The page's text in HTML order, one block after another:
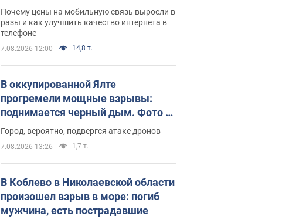
жаловаться на цены
Почему цены на мобильную связь выросли в
разы и как улучшить качество интернета в
телефоне
7.08.2026 12:00 14,8 т.
В оккупированной Ялте
прогремели мощные взрывы:
поднимается черный дым. Фото и
видео
Город, вероятно, подвергся атаке дронов
7.08.2026 13:26 1,7 т.
В Коблево в Николаевской области
произошел взрыв в море: погиб
мужчина, есть пострадавшие